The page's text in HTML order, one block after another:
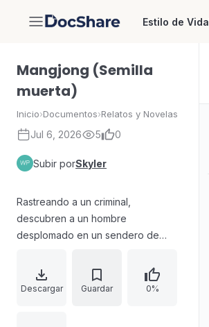
DocShare Estilo de Vida
Mangjong (Semilla
muerta)
Inicio›Documentos›Relatos y Novelas
Jul 6, 2026 5 0
Subir porSkyler
Rastreando a un criminal,
descubren a un hombre
desplomado en un sendero de
ni ADN, el sujeto sufre amnesia y
cree ser un niño, por lo que resulta
Descargar Guardar 0%